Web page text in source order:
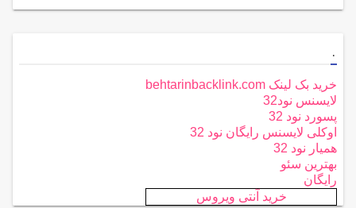
.
خرید بک لینک behtarinbacklink.com
لایسنس نود32
پسورد نود 32
اوکلی لایسنس رایگان نود 32
همیار نود 32
بهترین سئو
رایگان
خرید آنتی ویروس